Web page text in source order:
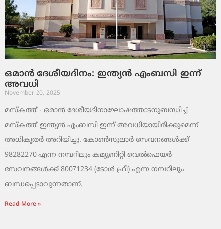
ഒമാൻ ദേശീയദിനം: ഇന്ത്യൻ എംബസി ഇന്ന്
അവധി
November 20, 2025
മസ്‌കത്ത് ∙ ഒമാൻ ദേശീയദിനാഘോഷത്താടനുബന്ധിച്ച്
മസ്‌കത്ത് ഇന്ത്യൻ എംബസി ഇന്ന് അവധിയായിരിക്കുമെന്ന്
അധികൃതർ അറിയിച്ചു. കോൺസുലാർ സേവനങ്ങൾക്ക്
98282270 എന്ന നമ്പറിലും കമ്യൂണിറ്റി വെൽഫെയർ
സേവനങ്ങൾക്ക് 80071234 (ടോൾ ഫ്രീ) എന്ന നമ്പറിലും
ബന്ധപ്പെടാവുന്നതാണ്.
Read More »